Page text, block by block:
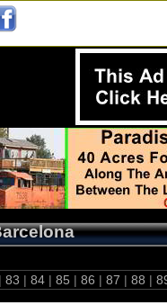
| 83 | 84 | 85 | 86 | 87 | 88 |